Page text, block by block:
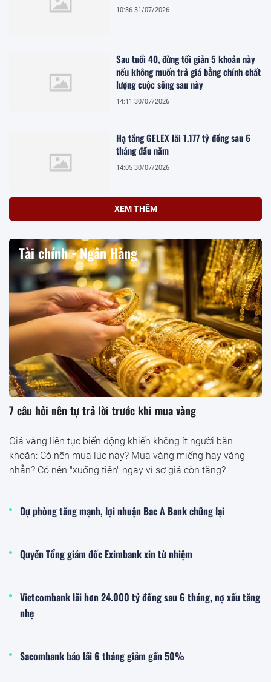
10:36 31/07/2026
Sau tuổi 40, đừng tối giản 5 khoản này
nếu không muốn trả giá bằng chính chất
lượng cuộc sống sau này
14:11 30/07/2026
Hạ tầng GELEX lãi 1.177 tỷ đồng sau 6
tháng đầu năm
14:05 30/07/2026
XEM THÊM
Tài chính - Ngân Hàng
7 câu hỏi nên tự trả lời trước khi mua vàng
Giá vàng liên tục biến động khiến không ít người băn
khoăn: Có nên mua lúc này? Mua vàng miếng hay vàng
nhẫn? Có nên "xuống tiền" ngay vì sợ giá còn tăng?
Dự phòng tăng mạnh, lợi nhuận Bac A Bank chững lại
Quyền Tổng giám đốc Eximbank xin từ nhiệm
Vietcombank lãi hơn 24.000 tỷ đồng sau 6 tháng, nợ xấu tăng
nhẹ
Sacombank báo lãi 6 tháng giảm gần 50%